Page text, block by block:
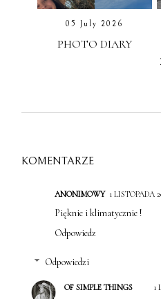
05 July 2026
PHOTO DIARY
KOMENTARZE
ANONIMOWY 1 LISTOPADA
Pięknie i klimatycznie !
Odpowiedz
Odpowiedzi
OF SIMPLE THINGS 1